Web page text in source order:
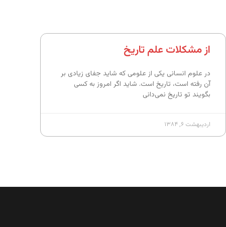
از مشکلات علم تاریخ
در علوم انسانی یکی از علومی که شاید جفای زیادی بر
آن رفته است، تاریخ است. شاید اگر امروز به کسی
بگویند تو تاریخ نمی‌دانی
اردیبهشت ۶, ۱۳۸۴